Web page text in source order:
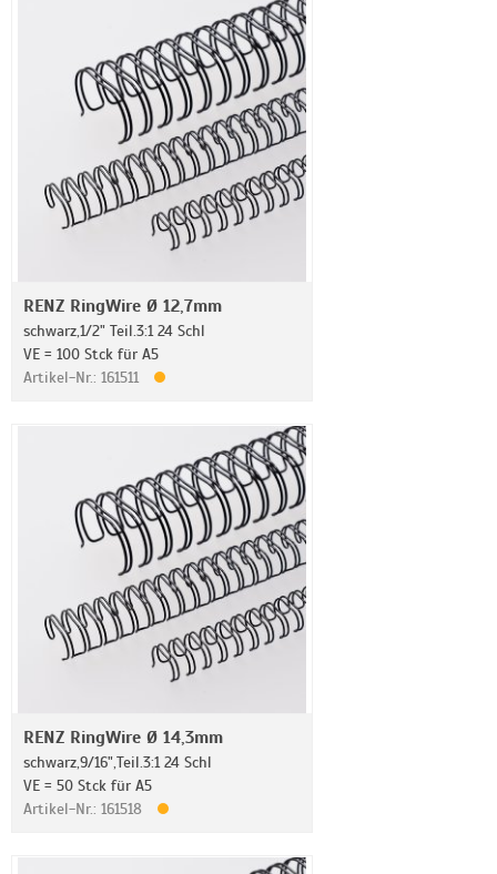
RENZ RingWire Ø 12,7mm
schwarz,1/2" Teil.3:1 24 Schl
VE = 100 Stck für A5
Artikel-Nr.: 161511
RENZ RingWire Ø 14,3mm
schwarz,9/16",Teil.3:1 24 Schl
VE = 50 Stck für A5
Artikel-Nr.: 161518